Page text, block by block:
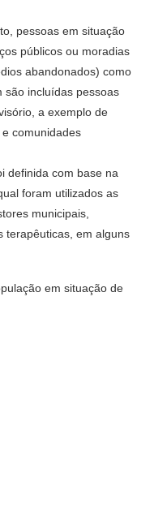
pessoas em situação
públicos ou moradias
abandonados) como
são incluídas pessoas
a exemplo de
comunidades
definida com base na
foram utilizados as
municipais,
terapêuticas, em alguns
em situação de